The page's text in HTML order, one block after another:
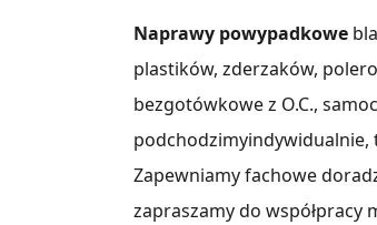
Naprawy powypadkowe
plastików, zderzaków,
bezgotówkowe z O.C.,
podchodzimyindywidualnie,
Zapewniamy fachowe
zapraszamy do współpracy